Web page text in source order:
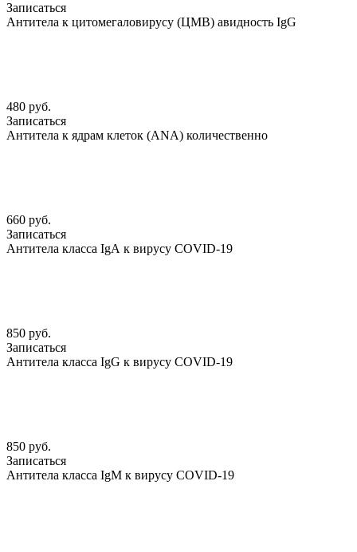
Записаться
Антитела к цитомегаловирусу (ЦМВ) авидность IgG
480 руб.
Записаться
Антитела к ядрам клеток (АNА) количественно
660 руб.
Записаться
Антитела класса IgА к вирусу COVID-19
850 руб.
Записаться
Антитела класса IgG к вирусу COVID-19
850 руб.
Записаться
Антитела класса IgM к вирусу COVID-19